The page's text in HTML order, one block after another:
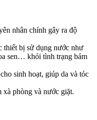
nhân chính gây ra độ
thiết bị sử dụng nước như
sen… khỏi tình trạng bám
sinh hoạt, giúp da và tóc
xà phòng và nước giặt.